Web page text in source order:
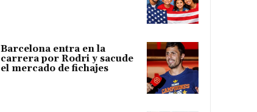
Barcelona entra en la
carrera por Rodri y sacude
el mercado de fichajes